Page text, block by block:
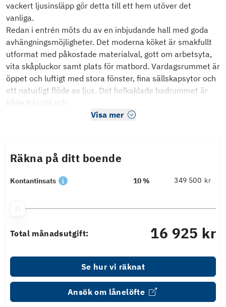
vackert ljusinsläpp gör detta till ett hem utöver det
vanliga.
Redan i entrén möts du av en inbjudande hall med goda
avhängningsmöjligheter. Det moderna köket är smakfullt
utformat med påkostade materialval, gott om arbetsyta,
vita skåpluckor samt plats för matbord. Vardagsrummet är
öppet och luftigt med stora fönster, fina sällskapsytor och
ett naturligt flöde av ljus. Det helkaklade badrummet är
både fräscht och
Visa mer
Räkna på ditt boende
Kontantinsats 10 % kr
Total månadsutgift: 16 925 kr
Se hur vi räknat
Ansök om lånelöfte